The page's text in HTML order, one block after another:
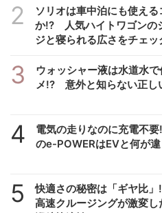
2
ソリオは車中泊にも使える
か!? 人気ハイトワゴンの
ジと寝られる広さをチェッ
3
ウォッシャー液は水道水
メ!? 意外と知らない正し
4
電気の走りなのに充電不
のe-POWERはEVと何が違
5
快適さの秘密は「ギヤ比
高速クルージングが激変